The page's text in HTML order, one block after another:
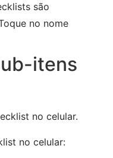
são
no nome
itens
no celular.
no celular: